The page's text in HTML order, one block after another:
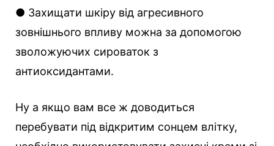
● Захищати шкіру від агресивного
зовнішнього впливу можна за допомогою
зволожуючих сироваток з
антиоксидантами.
Ну а якщо вам все ж доводиться
перебувати під відкритим сонцем влітку,